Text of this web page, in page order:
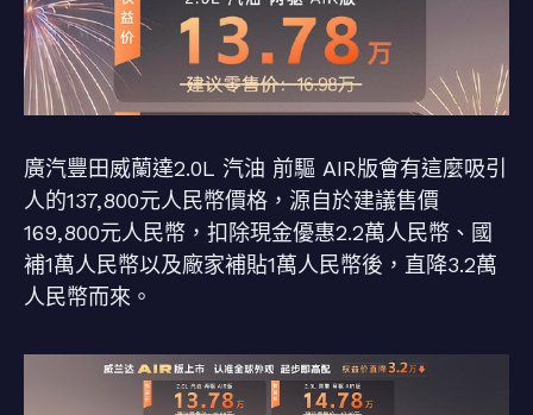
廣汽豐田威蘭達2.0L 汽油 前驅 AIR版會有這麼吸引
人的137,800元人民幣價格，源自於建議售價
169,800元人民幣，扣除現金優惠2.2萬人民幣、國
補1萬人民幣以及廠家補貼1萬人民幣後，直降3.2萬
人民幣而來。